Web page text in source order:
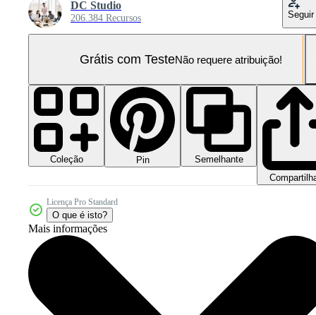
DC Studio
206.384 Recursos Seguir
Grátis com TesteNão requere atribuição!
Coleção Pin
Semelhante
Licença Pro Standard
O que é isto?
Mais informações